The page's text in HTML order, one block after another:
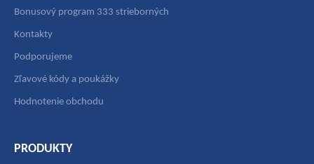
Bonusový program 333 strieborných
Kontakty
Podporujeme
Zľavové kódy a poukážky
Hodnotenie obchodu
PRODUKTY